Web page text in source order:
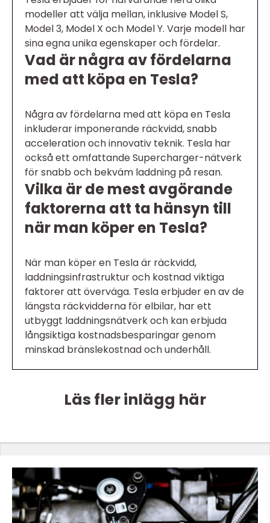
modeller att välja mellan, inklusive Model S,
Model 3, Model X och Model Y. Varje modell har
sina egna unika egenskaper och fördelar.
Vad är några av fördelarna
med att köpa en Tesla?
Några av fördelarna med att köpa en Tesla
inkluderar imponerande räckvidd, snabb
acceleration och innovativ teknik. Tesla har
också ett omfattande Supercharger-nätverk
för snabb och bekväm laddning på resan.
Vilka är de mest avgörande
faktorerna att ta hänsyn till
när man köper en Tesla?
När man köper en Tesla är räckvidd,
laddningsinfrastruktur och kostnad viktiga
faktorer att överväga. Tesla erbjuder en av de
längsta räckvidderna för elbilar, har ett
utbyggt laddningsnätverk och kan erbjuda
långsiktiga kostnadsbesparingar genom
minskad bränslekostnad och underhåll.
Läs fler inlägg här